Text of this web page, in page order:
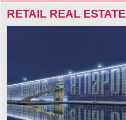
RETAIL REAL ESTATE